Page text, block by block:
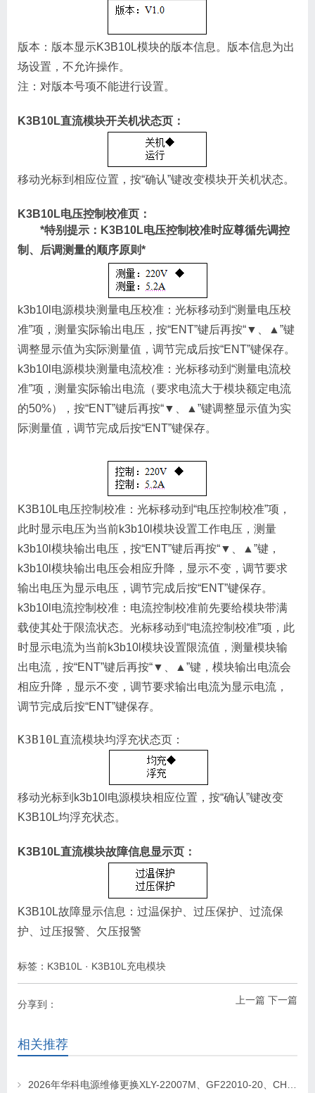
版本：版本显示K3B10L模块的版本信息。版本信息为出
场设置，不允许操作。
注：对版本号项不能进行设置。
K3B10L直流模块开关机状态页：
移动光标到相应位置，按“确认”键改变模块开关机状态。
K3B10L电压控制校准页：
*特别提示：K3B10L电压控制校准时应尊循先调控
制、后调测量的顺序原则*
k3b10l电源模块测量电压校准：光标移动到“测量电压校
准”项，测量实际输出电压，按“ENT”键后再按“▼、▲”键
调整显示值为实际测量值，调节完成后按“ENT”键保存。
k3b10l电源模块测量电流校准：光标移动到“测量电流校
准”项，测量实际输出电流（要求电流大于模块额定电流
的50%），按“ENT”键后再按“▼、▲”键调整显示值为实
际测量值，调节完成后按“ENT”键保存。
K3B10L电压控制校准：光标移动到“电压控制校准”项，
此时显示电压为当前k3b10l模块设置工作电压，测量
k3b10l模块输出电压，按“ENT”键后再按“▼、▲”键，
k3b10l模块输出电压会相应升降，显示不变，调节要求
输出电压为显示电压，调节完成后按“ENT”键保存。
k3b10l电流控制校准：电流控制校准前先要给模块带满
载使其处于限流状态。光标移动到“电流控制校准”项，此
时显示电流为当前k3b10l模块设置限流值，测量模块输
出电流，按“ENT”键后再按“▼、▲”键，模块输出电流会
相应升降，显示不变，调节要求输出电流为显示电流，
调节完成后按“ENT”键保存。
K3B10L直流模块均浮充状态页：
移动光标到k3b10l电源模块相应位置，按“确认”键改变
K3B10L均浮充状态。
K3B10L直流模块故障信息显示页：
K3B10L故障显示信息：过温保护、过压保护、过流保
护、过压报警、欠压报警
标签： K3B10L · K3B10L充电模块
上一篇 下一篇
分享到：
相关推荐